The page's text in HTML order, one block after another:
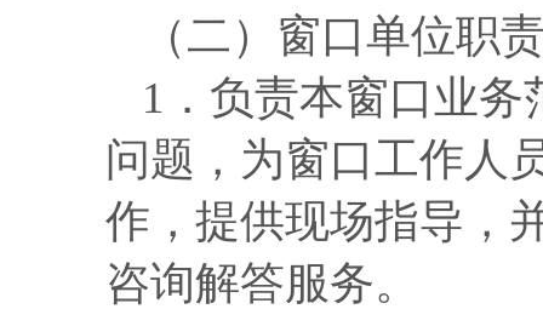
（二）窗口单位职
1．负责本窗口业
问题， 为窗口工作人
作，提供现场指导，
咨询解答服务。